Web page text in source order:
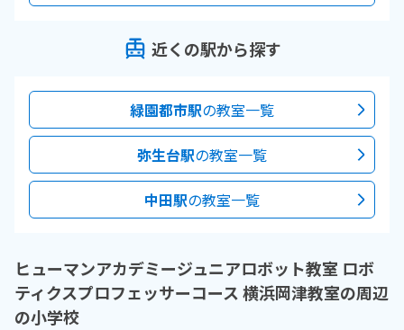
近くの駅から探す
緑園都市駅の教室一覧
弥生台駅の教室一覧
中田駅の教室一覧
ヒューマンアカデミージュニアロボット教室 ロボ
ティクスプロフェッサーコース 横浜岡津教室の周辺
の小学校